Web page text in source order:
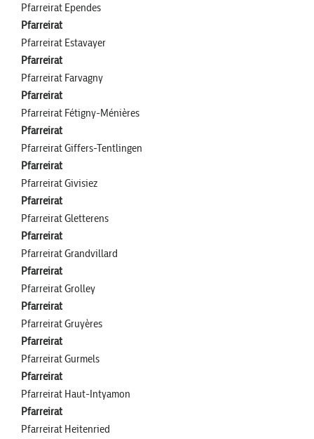
Pfarreirat Ependes
Pfarreirat
Pfarreirat Estavayer
Pfarreirat
Pfarreirat Farvagny
Pfarreirat
Pfarreirat Fétigny-Ménières
Pfarreirat
Pfarreirat Giffers-Tentlingen
Pfarreirat
Pfarreirat Givisiez
Pfarreirat
Pfarreirat Gletterens
Pfarreirat
Pfarreirat Grandvillard
Pfarreirat
Pfarreirat Grolley
Pfarreirat
Pfarreirat Gruyères
Pfarreirat
Pfarreirat Gurmels
Pfarreirat
Pfarreirat Haut-Intyamon
Pfarreirat
Pfarreirat Heitenried